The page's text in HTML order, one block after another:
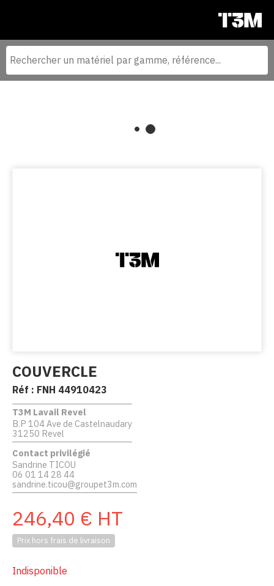
COUVERCLE
Réf : FNH 44910423
T3M Lavail Revel
B.P 104 Ave de Castelnaudary
31250 Revel
Contact privilégié
Sandrine TICOU
06 01 14 28 44
sandrine.ticou@groupet3m.com
246,40 € HT
Prix hors frais de livraison
Indisponible